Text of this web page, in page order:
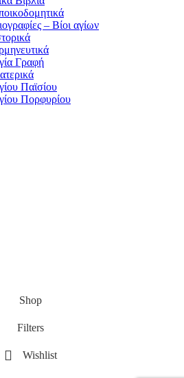
– Βίοι αγίων
Γραφή
Παϊσίου
Πορφυρίου
Shop
Filters
Wishlist